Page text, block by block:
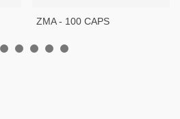
ZMA - 100 CAPS